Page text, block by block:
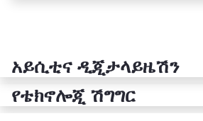
አይሲቲና ዲጂታላይዜሽን
የቴክኖሎጂ ሽግግር